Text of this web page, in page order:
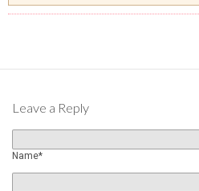
Leave a Reply
Name*